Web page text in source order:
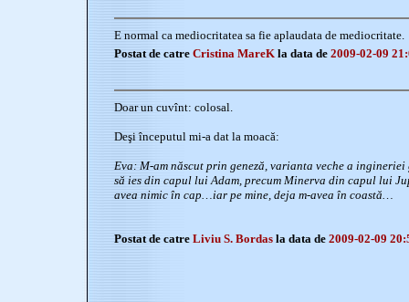
E normal ca mediocritatea sa fie aplaudata de mediocritate.
Postat de catre Cristina MareK la data de 2009-02-09
Doar un cuvînt: colosal.
Deşi începutul mi-a dat la moacă:
Eva: M-am născut prin geneză, varianta veche a
să ies din capul lui Adam, precum Minerva din capul lui
avea nimic în cap…iar pe mine, deja m-avea în coastă…
Postat de catre Liviu S. Bordas la data de 2009-02-09